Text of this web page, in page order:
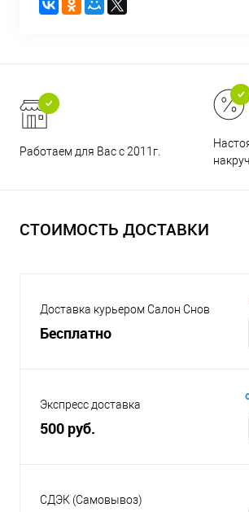
Работаем для Вас с 2011г.
СТОИМОСТЬ ДОСТАВКИ
Доставка курьером Салон Снов
Бесплатно
Экспресс доставка
500 руб.
СДЭК (Самовывоз)